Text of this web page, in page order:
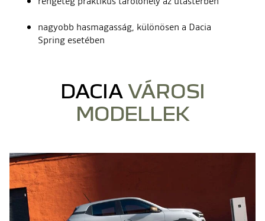
nagyobb hasmagasság, különösen a Dacia
Spring esetében
DACIA VÁROSI
MODELLEK